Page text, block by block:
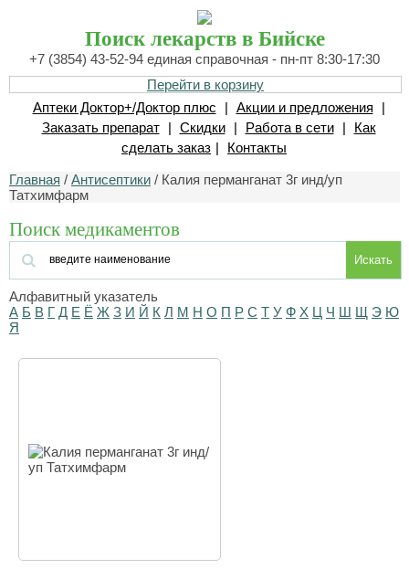
Поиск лекарств в Бийске
+7 (3854) 43-52-94 единая справочная - пн-пт 8:30-17:30
Перейти в корзину
Аптеки Доктор+/Доктор плюс
| Акции и предложения
|
Заказать препарат
| Скидки | Работа в сети |
Как
сделать заказ | Контакты
Главная / Антисептики / Калия перманганат 3г инд/уп
Татхимфарм
Поиск медикаментов
Искать
Алфавитный указатель
А Б В Г Д Е Ё Ж З И Й К Л М Н О П Р С Т У Ф Х Ц Ч Ш Щ Э Ю
Я